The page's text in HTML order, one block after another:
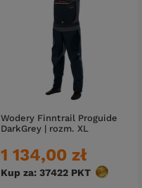
Wodery Finntrail Proguide
DarkGrey | rozm. XL
1 134,00 zł
Kup za: 37422 PKT punktów